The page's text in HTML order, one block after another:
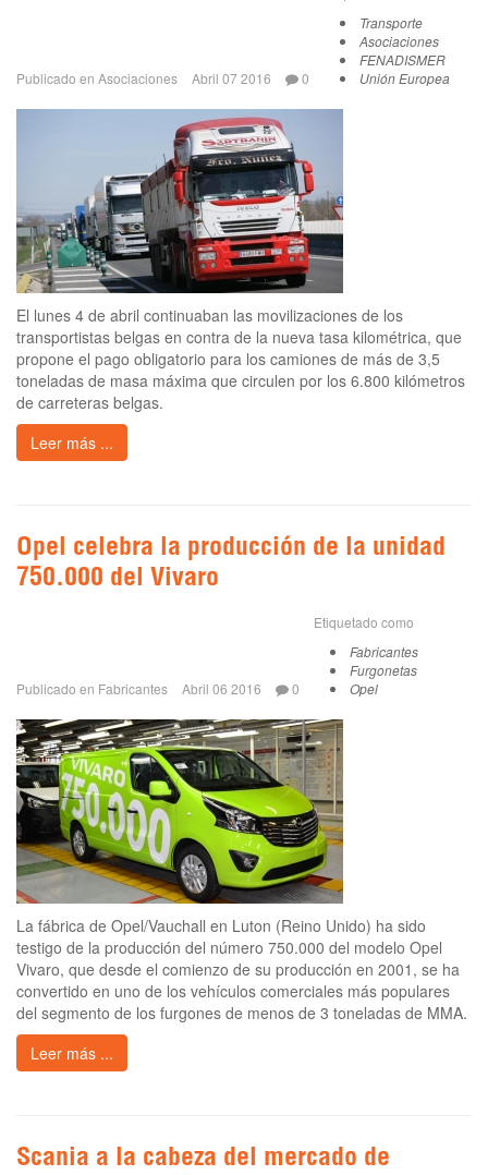
Publicado en Asociaciones Abril 07 2016 0
Transporte
Asociaciones
FENADISMER
Unión Europea
El lunes 4 de abril continuaban las movilizaciones de los
transportistas belgas en contra de la nueva tasa kilométrica, que
propone el pago obligatorio para los camiones de más de 3,5
toneladas de masa máxima que circulen por los 6.800 kilómetros
de carreteras belgas.
Leer más ...
Opel celebra la producción de la unidad
750.000 del Vivaro
Publicado en Fabricantes Abril 06 2016 0
Etiquetado como
Fabricantes
Furgonetas
Opel
La fábrica de Opel/Vauchall en Luton (Reino Unido) ha sido
testigo de la producción del número 750.000 del modelo Opel
Vivaro, que desde el comienzo de su producción en 2001, se ha
convertido en uno de los vehículos comerciales más populares
del segmento de los furgones de menos de 3 toneladas de MMA.
Leer más ...
Scania a la cabeza del mercado de